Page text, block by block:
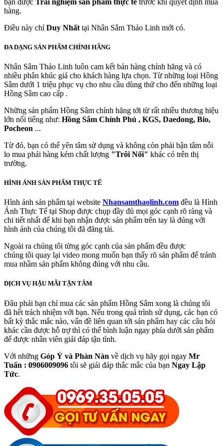
hàng.
Điều này chỉ Duy Nhất tại Nhân Sâm Thảo Linh mới có.
ĐA DẠNG SẢN PHẨM CHÍNH HÃNG
Nhân Sâm Thảo Linh luôn cam kết bán hàng chính hãng và có
nhiều phân khúc giá cho khách hàng lựa chọn. Từ những loại Hồng
Sâm dưới 1 triệu phục vụ cho nhu cầu dùng thử cho đến những loại
Hồng Sâm cao cấp .
Những sản phẩm Hồng Sâm chính hãng tới từ rất nhiều thương hiệu
lớn nổi tiếng như: Hồng Sâm Chính Phủ , KGS, Daedong, Bio,
Pocheon ...
Từ đó, bạn có thể yên tâm sử dụng và không còn phải bận tâm nỗi
lo mua phải hàng kém chất lượng "Trôi Nổi" khác có trên thị
trường.
HÌNH ẢNH SẢN PHẨM THỰC TẾ
Hình ảnh sản phẩm tại website Nhansamthaolinh.com đều là Hình
Ảnh Thực Tế tại Shop được chụp đầy đủ mọi góc cạnh rõ ràng và
chi tiết nhất để khi bạn nhận được sản phẩm trên tay là đúng với
hình ảnh của chúng tôi đã đăng tải.
Ngoài ra chúng tôi từng góc cạnh của sản phẩm đều được
chúng tôi quay lại video mong muốn bạn thấy rõ sản phẩm để tránh
mua nhầm sản phẩm không đúng với nhu cầu.
DỊCH VỤ HẬU MÃI TẬN TÂM
Đâu phải bạn chỉ mua các sản phẩm Hồng Sâm xong là chúng tôi
đã hết trách nhiệm với bạn. Nếu trong quá trình sử dụng, các bạn có
bất kỳ thắc mắc nào, vấn đề liên quan tới sản phẩm hay các câu hỏi
khác cần được hỗ trợ thì có thể bình luận ngay phía dưới sản phẩm
để được nhân viên giải đáp tận tình.
Với những Góp Ý và Phàn Nàn về dịch vụ hãy gọi ngay Mr
Tuấn : 0906009096 tôi sẽ giải đáp thắc mắc của bạn Ngay Lập
Tức.